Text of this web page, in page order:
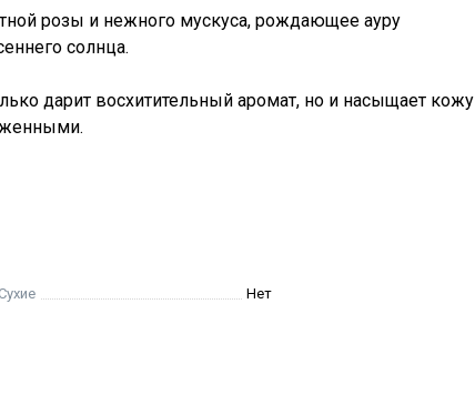
розы и нежного мускуса, рождающее ауру
солнца.
дарит восхитительный аромат, но и насыщает кожу
Сухие Нет